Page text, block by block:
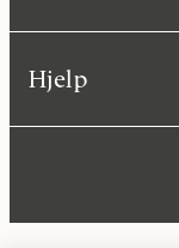
Hjelp